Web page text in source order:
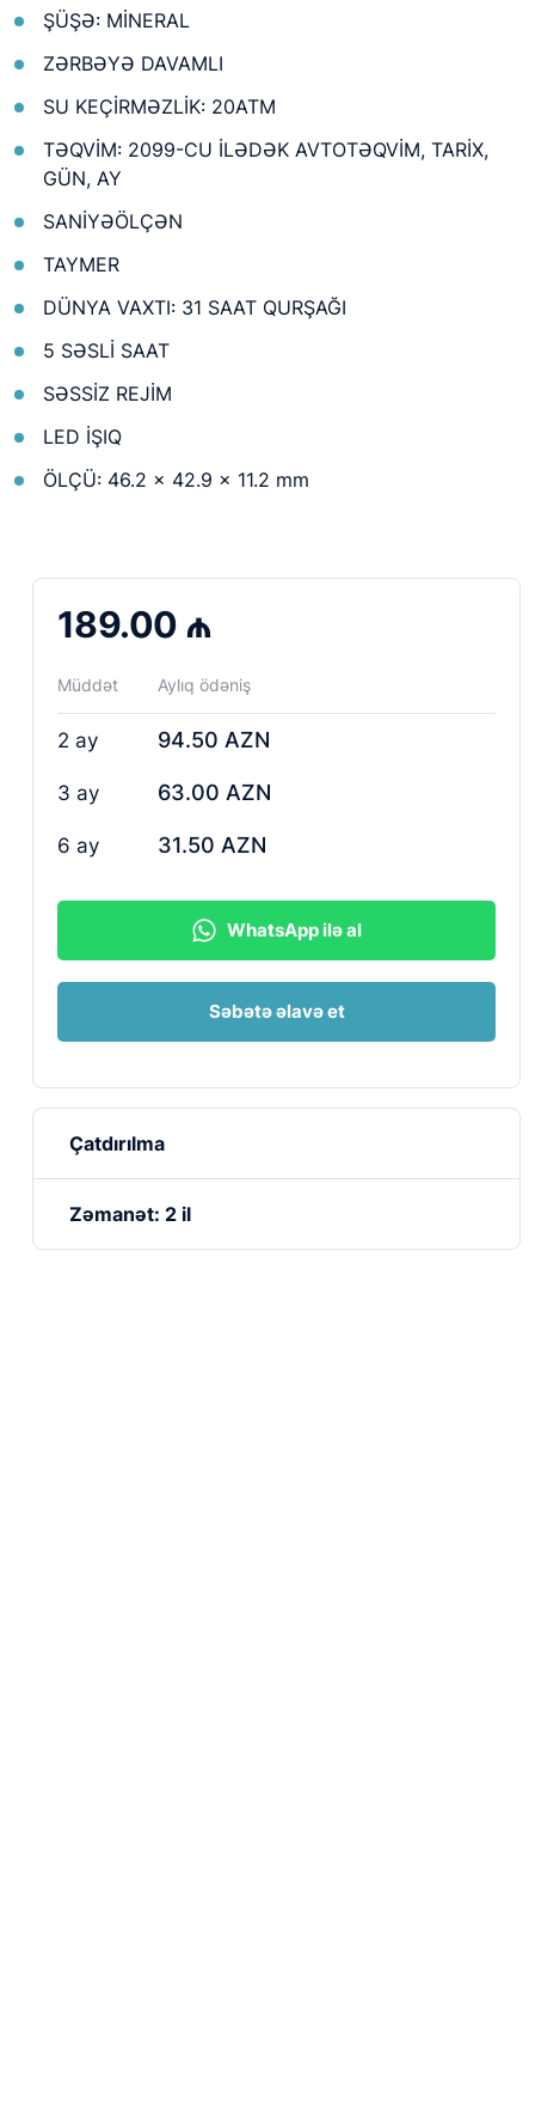
ŞÜŞƏ: MİNERAL
ZƏRBƏYƏ DAVAMLI
SU KEÇİRMƏZLİK: 20ATM
TƏQVİM: 2099-CU İLƏDƏK AVTOTƏQVİM, TARİX,
GÜN, AY
SANİYƏÖLÇƏN
TAYMER
DÜNYA VAXTI: 31 SAAT QURŞAĞI
5 SƏSLİ SAAT
SƏSSİZ REJİM
LED İŞIQ
ÖLÇÜ: 46.2 × 42.9 × 11.2 mm
189.00 ₼
Müddət Aylıq ödəniş
2 ay 94.50 AZN
3 ay 63.00 AZN
6 ay 31.50 AZN
WhatsApp ilə al
Səbətə əlavə et
Çatdırılma
Zəmanət: 2 il